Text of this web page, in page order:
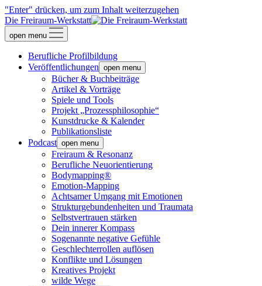
"Enter" drücken, um zum Inhalt weiterzugehen
Die Freiraum-Werkstatt
open menu
Berufliche Profilbildung
Veröffentlichungen open menu
Bücher & Buchbeiträge
Artikel & Vorträge
Spiele und Tools
Projekt „Prozessphilosophie“
Kunstdrucke & Kalender
Publikationsliste
Podcast open menu
Freiraum & Resonanz
Berufliche Neuorientierung
Bodymapping®
Emotion-Mapping
Achtsamer Umgang mit Emotionen
Strukturgebundenheiten und Traumata
Selbstvertrauen stärken
Dein innerer Kompass
Sogenannte negative Gefühle
Geschlechterrollen auflösen
Konflikte und Lösungen
Kreatives Projekt
wilde Wege